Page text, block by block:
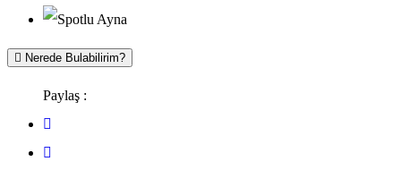
Nerede Bulabilirim?
Paylaş :